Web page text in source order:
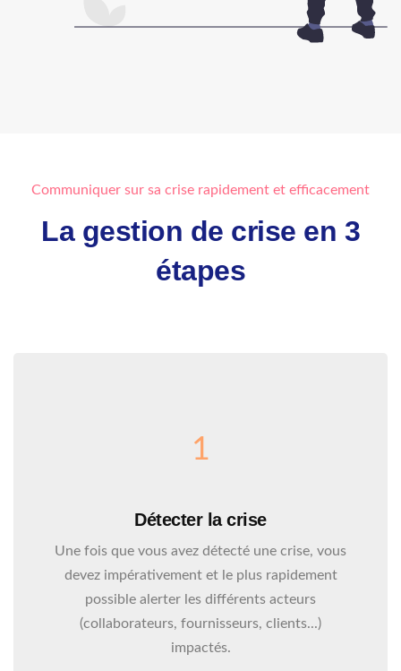
Communiquer sur sa crise rapidement et efficacement
La gestion de crise en 3
étapes
1
Détecter la crise
Une fois que vous avez détecté une crise, vous
devez impérativement et le plus rapidement
possible alerter les différents acteurs
(collaborateurs, fournisseurs, clients...)
impactés.